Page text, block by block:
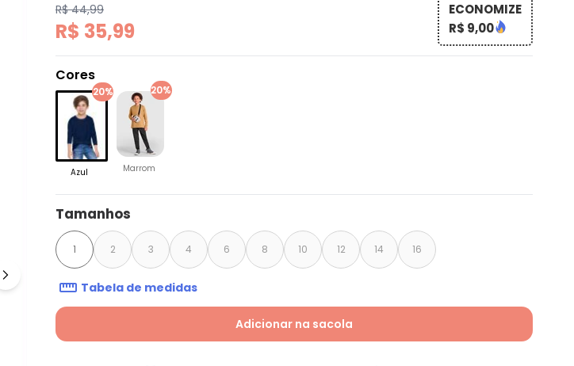
R$ 44,99
R$ 35,99
ECONOMIZE
R$ 9,00
Cores
20%
Azul
20%
Marrom
Tamanhos
1 2 3 4 6 8 10 12 14 16
Tabela de medidas
Adicionar na sacola